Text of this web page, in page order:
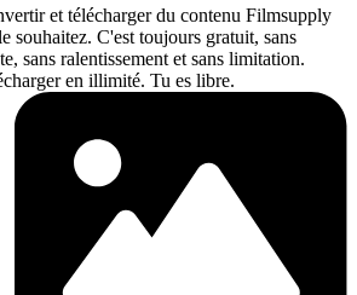
et télécharger du contenu Filmsupply
souhaitez. C'est toujours gratuit, sans
sans ralentissement et sans limitation.
en illimité. Tu es libre.